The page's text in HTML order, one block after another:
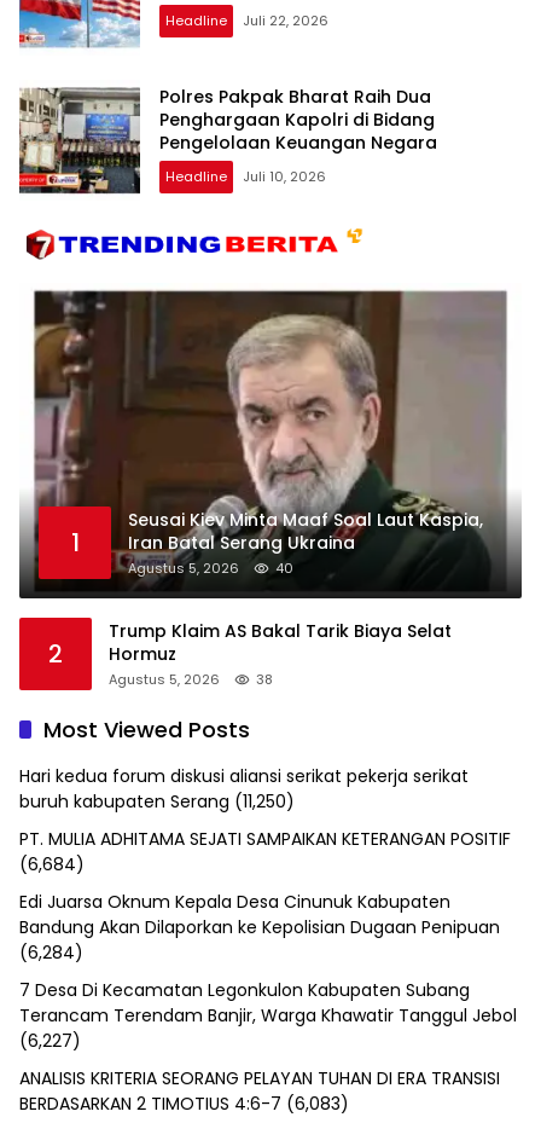
Headline Juli 22, 2026
Polres Pakpak Bharat Raih Dua
Penghargaan Kapolri di Bidang
Pengelolaan Keuangan Negara
Headline Juli 10, 2026
1
Seusai Kiev Minta Maaf Soal Laut Kaspia,
Iran Batal Serang Ukraina
Agustus 5, 2026 40
2
Trump Klaim AS Bakal Tarik Biaya Selat
Hormuz
Agustus 5, 2026 38
Most Viewed Posts
Hari kedua forum diskusi aliansi serikat pekerja serikat
buruh kabupaten Serang (11,250)
PT. MULIA ADHITAMA SEJATI SAMPAIKAN KETERANGAN POSITIF
(6,684)
Edi Juarsa Oknum Kepala Desa Cinunuk Kabupaten
Bandung Akan Dilaporkan ke Kepolisian Dugaan Penipuan
(6,284)
7 Desa Di Kecamatan Legonkulon Kabupaten Subang
Terancam Terendam Banjir, Warga Khawatir Tanggul Jebol
(6,227)
ANALISIS KRITERIA SEORANG PELAYAN TUHAN DI ERA TRANSISI
BERDASARKAN 2 TIMOTIUS 4:6-7 (6,083)